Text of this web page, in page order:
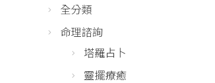
全分類
命理諮詢
塔羅占卜
靈擺療癒